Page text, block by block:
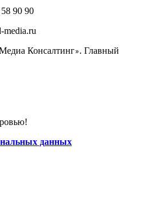
90 90
media.ru
Консалтинг». Главный
данных